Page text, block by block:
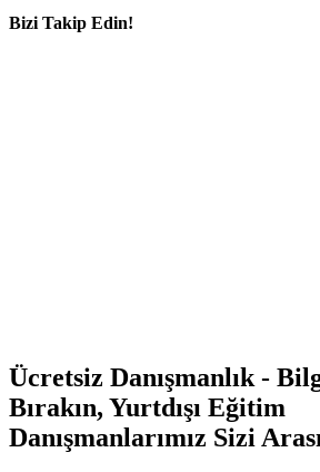
Bizi Takip Edin!
Ücretsiz Danışmanlık -
Bırakın, Yurtdışı Eğitim
Danışmanlarımız Sizi